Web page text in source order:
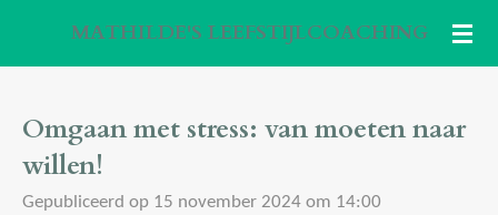
de
hoofdinhoud
MATHILDE'S LEEFSTIJLCOACHING
Omgaan met stress: van moeten naar
willen!
Gepubliceerd op 15 november 2024 om 14:00